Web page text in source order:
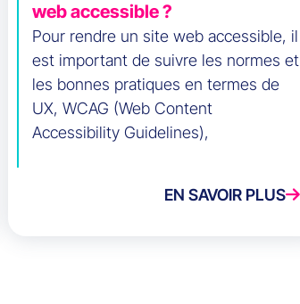
web accessible ?
Pour rendre un site web accessible, il
est important de suivre les normes et
les bonnes pratiques en termes de
UX, WCAG (Web Content
Accessibility Guidelines),
EN SAVOIR PLUS